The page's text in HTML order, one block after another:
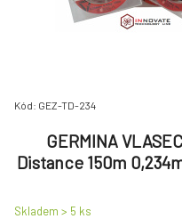
Kód: GEZ-TD-234
GERMINA
Distance 150m
Skladem > 5 ks